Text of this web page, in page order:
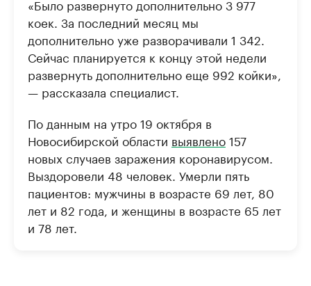
«Было развернуто дополнительно 3 977
коек. За последний месяц мы
дополнительно уже разворачивали 1 342.
Сейчас планируется к концу этой недели
развернуть дополнительно еще 992 койки»,
— рассказала специалист.
По данным на утро 19 октября в
Новосибирской области выявлено157
новых случаев заражения коронавирусом.
Выздоровели 48 человек. Умерли пять
пациентов: мужчины в возрасте 69 лет, 80
лет и 82 года, и женщины в возрасте 65 лет
и 78 лет.